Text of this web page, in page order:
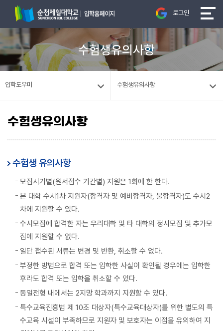
로그인
수험생유의사항
입학도우미 수험생유의사항
수험생유의사항
수험생 유의사항
모집시기별(원서접수 기간별) 지원은 1회에 한 한다.
본 대학 수시1차 지원자(합격자 및 예비합격자, 불합격자)도 수시2
차에 지원할 수 있다.
수시모집에 합격한 자는 우리대학 및 타 대학의 정시모집 및 추가모
집에 지원할 수 없다.
일단 접수된 서류는 변경 및 반환, 취소할 수 없다.
부정한 방법으로 합격 또는 입학한 사실이 확인될 경우에는 입학한
후라도 합격 또는 입학을 취소할 수 있다.
동일전형 내에서는 2지망 학과까지 지원할 수 있다.
특수교육진흥법 제 10조 대상자(특수교육대상자)를 위한 별도의 특
수교육 시설이 부족하므로 지원자 및 보호자는 이점을 유의하여 지